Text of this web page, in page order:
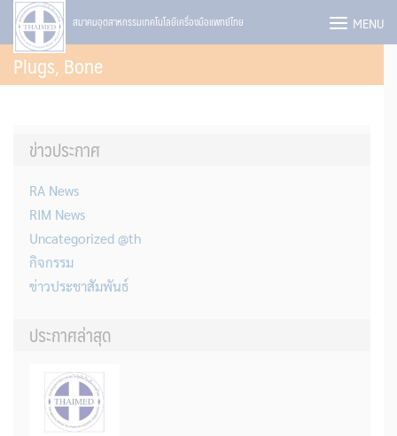
Skip
content
สมาคมอุตสาหกรรมเทคโนโลยีเครื่องมือแพทย์ไทย MENU
Plugs, Bone
ข่าวประกาศ
RA News
RIM News
Uncategorized @th
กิจกรรม
ข่าวประชาสัมพันธ์
ประกาศล่าสุด